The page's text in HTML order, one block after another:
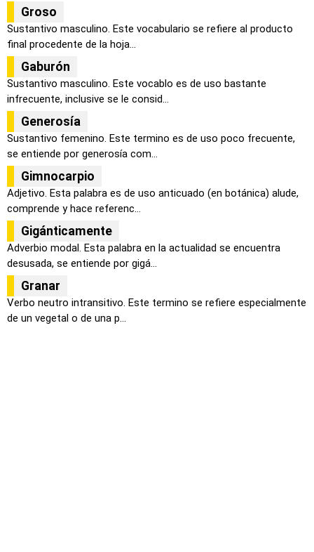
Groso
Sustantivo masculino. Este vocabulario se refiere al producto
final procedente de la hoja...
Gaburón
Sustantivo masculino. Este vocablo es de uso bastante
infrecuente, inclusive se le consid...
Generosía
Sustantivo femenino. Este termino es de uso poco frecuente,
se entiende por generosía com...
Gimnocarpio
Adjetivo. Esta palabra es de uso anticuado (en botánica) alude,
comprende y hace referenc...
Gigánticamente
Adverbio modal. Esta palabra en la actualidad se encuentra
desusada, se entiende por gigá...
Granar
Verbo neutro intransitivo. Este termino se refiere especialmente
de un vegetal o de una p...